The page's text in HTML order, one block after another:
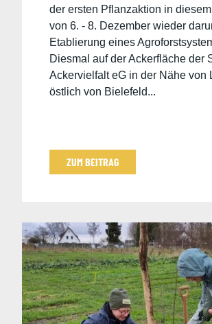
der ersten Pflanzaktion in
von 6. - 8. Dezember wieder
Etablierung eines
Diesmal auf der Ackerfläche der
Ackervielfalt eG in der Nähe von
östlich von Bielefeld...
ZUM BEITRAG